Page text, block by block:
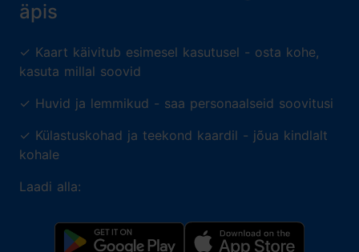
äpis
✓ Kaart käivitub esimesel kasutusel - osta kohe,
kasuta millal soovid
✓ Huvid ja lemmikud - saa personaalseid soovitusi
✓ Külastuskohad ja teekond kaardil - jõua kindlalt
kohale
Laadi alla: